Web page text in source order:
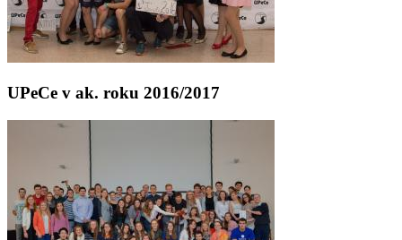
UPeCe v ak. roku 2016/2017